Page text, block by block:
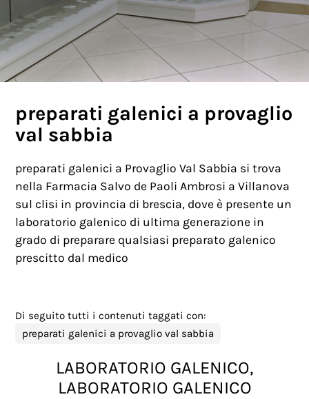
preparati galenici a provaglio
val sabbia
preparati galenici a Provaglio Val Sabbia si trova
nella Farmacia Salvo de Paoli Ambrosi a Villanova
sul clisi in provincia di brescia, dove è presente un
laboratorio galenico di ultima generazione in
grado di preparare qualsiasi preparato galenico
prescitto dal medico
Di seguito tutti i contenuti taggati con:
preparati galenici a provaglio val sabbia
LABORATORIO GALENICO,
LABORATORIO GALENICO